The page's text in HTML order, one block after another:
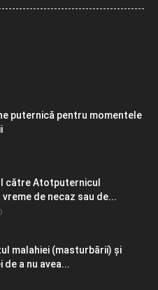
puternică pentru momentele
către Atotputernicul
vreme de necaz sau de...
malahiei (masturbării) şi
de a nu avea...